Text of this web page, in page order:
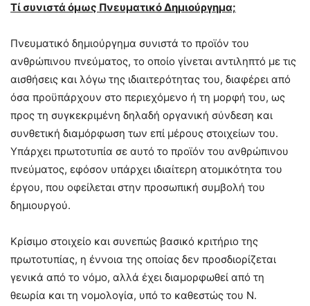
Τί συνιστά όμως Πνευματικό Δημιούργημα;
Πνευματικό δημιούργημα συνιστά το προϊόν του
ανθρώπινου πνεύματος, το οποίο γίνεται αντιληπτό με τις
αισθήσεις και λόγω της ιδιαιτερότητας του, διαφέρει από
όσα προϋπάρχουν στο περιεχόμενο ή τη μορφή του, ως
προς τη συγκεκριμένη δηλαδή οργανική σύνδεση και
συνθετική διαμόρφωση των επί μέρους στοιχείων του.
Υπάρχει πρωτοτυπία σε αυτό το προϊόν του ανθρώπινου
πνεύματος, εφόσον υπάρχει ιδιαίτερη ατομικότητα του
έργου, που οφείλεται στην προσωπική συμβολή του
δημιουργού.
Κρίσιμο στοιχείο και συνεπώς βασικό κριτήριο της
πρωτοτυπίας, η έννοια της οποίας δεν προσδιορίζεται
γενικά από το νόμο, αλλά έχει διαμορφωθεί από τη
θεωρία και τη νομολογία, υπό το καθεστώς του Ν.